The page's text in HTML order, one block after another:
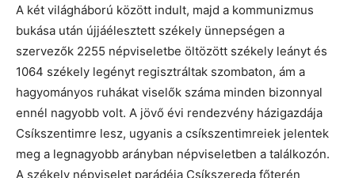
A két világháború között indult, majd a kommunizmus
bukása után újjáélesztett székely ünnepségen a
szervezők 2255 népviseletbe öltözött székely leányt és
1064 székely legényt regisztráltak szombaton, ám a
hagyományos ruhákat viselők száma minden bizonnyal
ennél nagyobb volt. A jövő évi rendezvény házigazdája
Csíkszentimre lesz, ugyanis a csíkszentimreiek jelentek
meg a legnagyobb arányban népviseletben a találkozón.
A székely népviselet parádéja Csíkszereda főterén